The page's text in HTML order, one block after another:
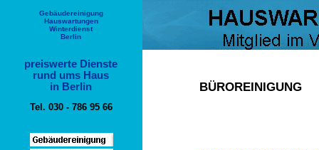
Gebäudereinigung
Hauswartungen
Winterdienst
Berlin
preiswerte Dienste
rund ums Haus
in Berlin
Tel. 030 - 786 95 66
BÜROREINIGUNG